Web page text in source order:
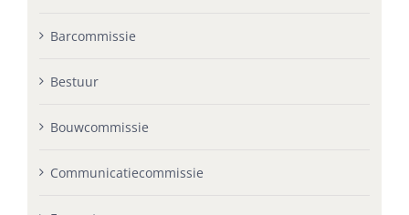
Barcommissie
Bestuur
Bouwcommissie
Communicatiecommissie